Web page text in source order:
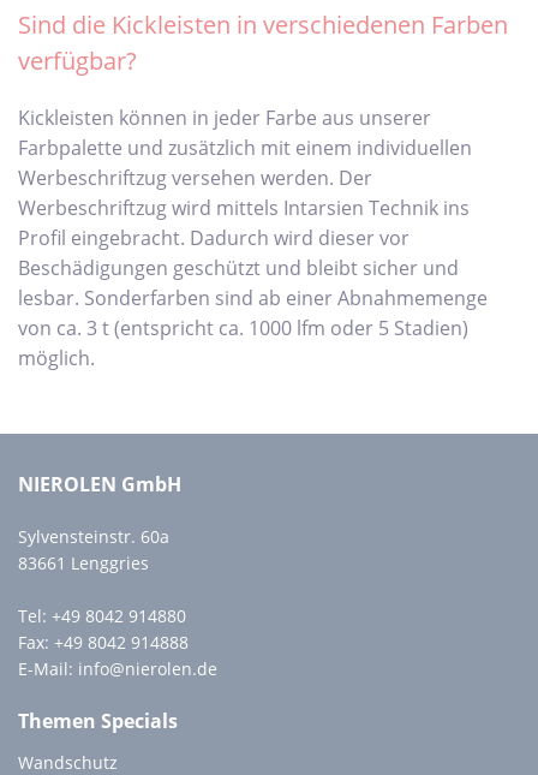
Sind die Kickleisten in verschiedenen Farben
verfügbar?
Kickleisten können in jeder Farbe aus unserer
Farbpalette und zusätzlich mit einem individuellen
Werbeschriftzug versehen werden. Der
Werbeschriftzug wird mittels Intarsien Technik ins
Profil eingebracht. Dadurch wird dieser vor
Beschädigungen geschützt und bleibt sicher und
lesbar. Sonderfarben sind ab einer Abnahmemenge
von ca. 3 t (entspricht ca. 1000 lfm oder 5 Stadien)
möglich.
NIEROLEN GmbH
Sylvensteinstr. 60a
83661 Lenggries
Tel: +49 8042 914880
Fax: +49 8042 914888
E-Mail: info@nierolen.de
Themen Specials
Wandschutz